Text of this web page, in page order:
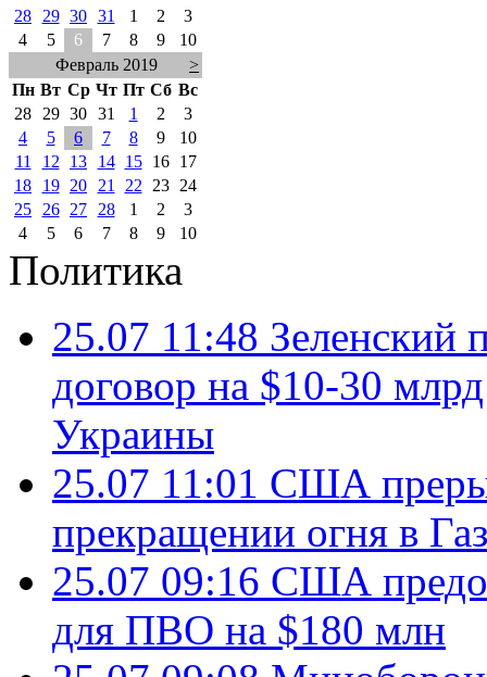
28
29 30 31 1 2
3
4
5 6 7 8 9
10
Февраль 2019
>
Пн Вт Ср Чт Пт Сб Вс
28
29 30 31 1 2
3
4
5 6 7 8 9
10
11
12 13 14 15 16
17
18
19 20 21 22 23
24
25
26 27 28 1 2
3
4
5 6 7 8 9 10
Политика
25.07 11:48 Зеленский
договор на $10-30
Украины
25.07 11:01 США
прекращении огня в
25.07 09:16 США
для ПВО на $180 млн